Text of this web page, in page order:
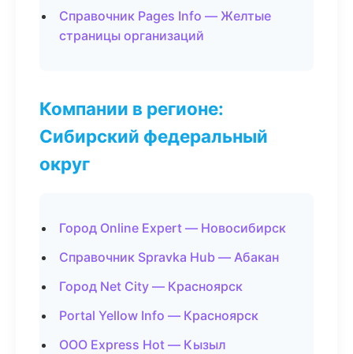
Справочник Pages Info — Желтые
страницы организаций
Компании в регионе:
Сибирский федеральный
округ
Город Online Expert — Новосибирск
Справочник Spravka Hub — Абакан
Город Net City — Красноярск
Portal Yellow Info — Красноярск
ООО Express Hot — Кызыл